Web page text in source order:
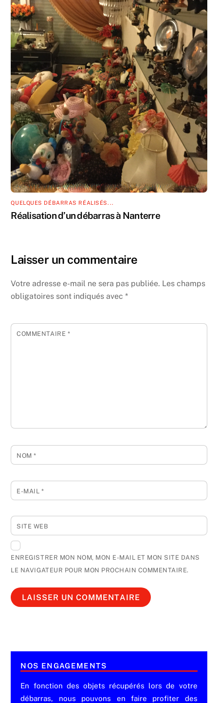
QUELQUES DÉBARRAS RÉALISÉS...
Réalisation d’un débarras à Nanterre
Laisser un commentaire
Votre adresse e-mail ne sera pas publiée. Les champs
obligatoires sont indiqués avec*
COMMENTAIRE *
NOM*
E-MAIL *
SITE WEB
ENREGISTRER MON NOM, MON E-MAIL ET MON SITE DANS
LE NAVIGATEUR POUR MON PROCHAIN COMMENTAIRE.
NOS ENGAGEMENTS
En fonction des objets récupérés lors de votre
débarras, nous pouvons en faire profiter des